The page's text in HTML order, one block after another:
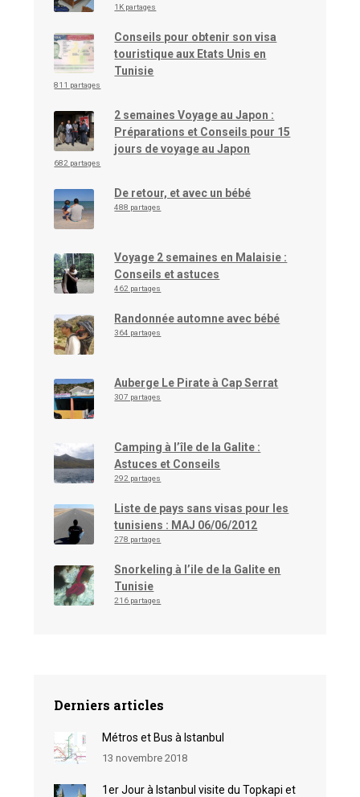
1K partages
Conseils pour obtenir son visa
touristique aux Etats Unis en
Tunisie
811 partages
2 semaines Voyage au Japon :
Préparations et Conseils pour 15
jours de voyage au Japon
682 partages
De retour, et avec un bébé
488 partages
Voyage 2 semaines en Malaisie :
Conseils et astuces
462 partages
Randonnée automne avec bébé
364 partages
Auberge Le Pirate à Cap Serrat
307 partages
Camping à l’île de la Galite :
Astuces et Conseils
292 partages
Liste de pays sans visas pour les
tunisiens : MAJ 06/06/2012
278 partages
Snorkeling à l’ile de la Galite en
Tunisie
216 partages
Derniers articles
Métros et Bus à Istanbul
13 novembre 2018
1er Jour à Istanbul visite du Topkapi et